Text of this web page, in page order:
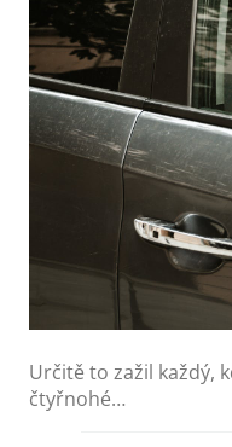
Určitě to zažil každý,
čtyřnohé…